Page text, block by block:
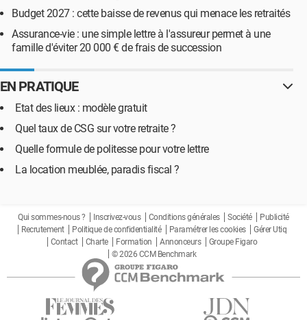
Budget 2027 : cette baisse de revenus qui menace les retraités
Assurance-vie : une simple lettre à l'assureur permet à une
famille d'éviter 20 000 € de frais de succession
EN PRATIQUE
Etat des lieux : modèle gratuit
Quel taux de CSG sur votre retraite ?
Quelle formule de politesse pour votre lettre
La location meublée, paradis fiscal ?
Qui sommes-nous ? Inscrivez-vous Conditions générales Société
Publicité
Recrutement
Politique de confidentialité Paramétrer les cookies
Gérer Utiq
Contact
Charte Formation Annonceurs
Groupe Figaro
© 2026 CCM Benchmark